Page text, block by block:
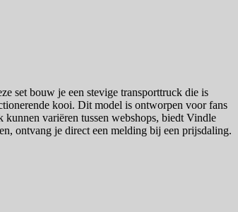
set bouw je een stevige transporttruck die is
kooi. Dit model is ontworpen voor fans
variëren tussen webshops, biedt Vindle
ontvang je direct een melding bij een prijsdaling.